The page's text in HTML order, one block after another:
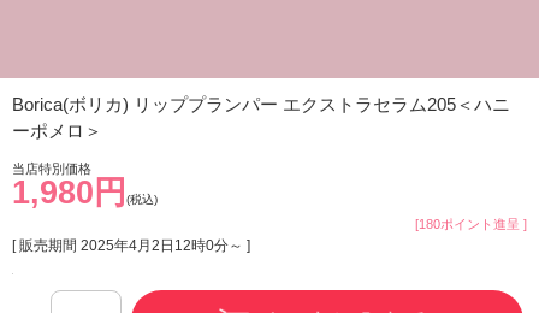
Borica(ボリカ) リッププランパー エクストラセラム205＜ハニ
ーポメロ＞
当店特別価格
1,980円 (税込)
[180ポイント進呈 ]
[ 販売期間 2025年4月2日12時0分～ ]